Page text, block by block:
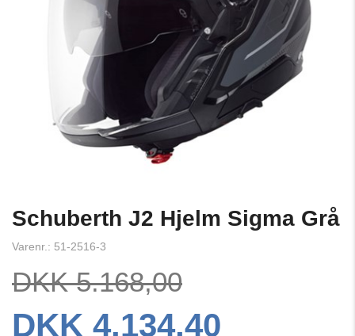
Schuberth J2 Hjelm Sigma Grå
Varenr.: 51-2516-3
DKK 5.168,00
DKK 4.134,40